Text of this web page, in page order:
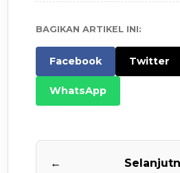
BAGIKAN ARTIKEL INI:
Facebook Twitter
WhatsApp
←